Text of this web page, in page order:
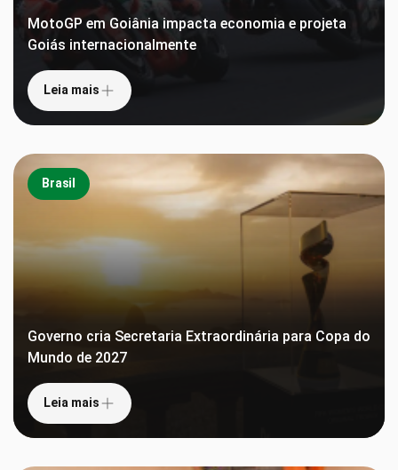
MotoGP em Goiânia impacta economia e projeta
Goiás internacionalmente
Leia mais
Brasil
Governo cria Secretaria Extraordinária para Copa do
Mundo de 2027
Leia mais